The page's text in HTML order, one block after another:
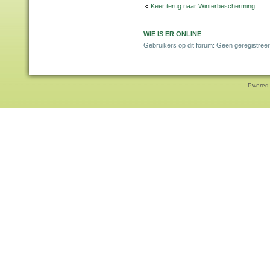
Keer terug naar Winterbescherming
WIE IS ER ONLINE
Gebruikers op dit forum: Geen